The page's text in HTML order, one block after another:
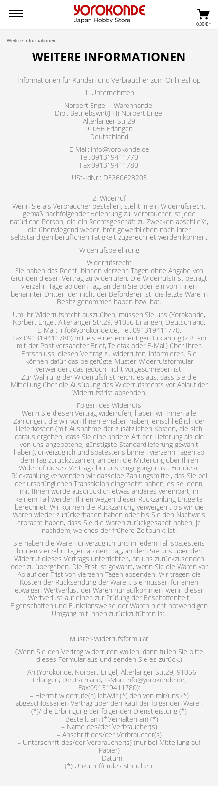
0,00 € *
Weitere Informationen
WEITERE INFORMATIONEN
Informationen für Kunden und Verbraucher zum Onlineshop
1. Unternehmen
Norbert Engel – Warenhandel
Dipl. Betriebswirt(FH) Norbert Engel
Alterlanger Str.29
91056 Erlangen
Deutschland
E-Mail: info@yorokonde.de
Tel.:091319411770
Fax:091319411780
USt-IdNr.: DE260623205
2. Widerruf
Wenn Sie als Verbraucher bestellen, steht in ein Widerrufsrecht
gemäß nachfolgender Belehrung zu. Verbraucher ist jede
natürliche Person, die ein Rechtsgeschäft zu Zwecken abschließt,
die überwiegend weder ihrer gewerblichen noch ihrer
selbständigen beruflichen Tätigkeit zugerechnet werden können.
Widerrufsbelehrung
Widerrufsrecht
Sie haben das Recht, binnen vierzehn Tagen ohne Angabe von
Gründen diesen Vertrag zu widerrufen. Die Widerrufsfrist beträgt
vierzehn Tage ab dem Tag, an dem Sie oder ein von Ihnen
benannter Dritter, der nicht der Beförderer ist, die letzte Ware in
Besitz genommen haben bzw. hat.
Um ihr Widerrufsrecht auszuüben, müssen Sie uns (Yorokonde,
Norbert Engel, Alterlanger Str.29, 91056 Erlangen, Deutschland,
E-Mail: info@yorokonde.de, Tel.:091319411770,
Fax:091319411780) mittels einer eindeutigen Erklärung (z.B. ein
mit der Post versandter Brief, Telefax oder E-Mail) über Ihren
Entschluss, diesen Vertrag zu widerrufen, informieren. Sie
können dafür das beigefügte Muster-Widerrufsformular
verwenden, das jedoch nicht vorgeschrieben ist.
Zur Wahrung der Widerrufsfrist reicht es aus, dass Sie die
Mitteilung über die Ausübung des Widerrufsrechts vor Ablauf der
Widerrufsfrist absenden.
Folgen des Widerrufs
Wenn Sie diesen Vertrag widerrufen, haben wir Ihnen alle
Zahlungen, die wir von Ihnen erhalten haben, einschließlich der
Lieferkosten (mit Ausnahme der zusätzlichen Kosten, die sich
daraus ergeben, dass Sie eine andere Art der Lieferung als die
von uns angebotene, günstigste Standardlieferung gewählt
haben), unverzüglich und spätestens binnen vierzehn Tagen ab
dem Tag zurückzuzahlen, an dem die Mitteilung über Ihren
Widerruf dieses Vertrags bei uns eingegangen ist. Für diese
Rückzahlung verwenden wir dasselbe Zahlungsmittel, das Sie bei
der ursprünglichen Transaktion eingesetzt haben, es sei denn,
mit Ihnen wurde ausdrücklich etwas anderes vereinbart; in
keinem Fall werden Ihnen wegen dieser Rückzahlung Entgelte
berechnet. Wir können die Rückzahlung verweigern, bis wir die
Waren wieder zurückerhalten haben oder bis Sie den Nachweis
erbracht haben, dass Sie die Waren zurückgesandt haben, je
nachdem, welches der frühere Zeitpunkt ist.
Sie haben die Waren unverzüglich und in jedem Fall spätestens
binnen vierzehn Tagen ab dem Tag, an dem Sie uns über den
Widerruf dieses Vertrags unterrichten, an uns zurückzusenden
oder zu übergeben. Die Frist ist gewahrt, wenn Sie die Waren vor
Ablauf der Frist von vierzehn Tagen absenden. Wir tragen die
Kosten der Rücksendung der Waren. Sie müssen für einen
etwaigen Wertverlust der Waren nur aufkommen, wenn dieser
Wertverlust auf einen zur Prüfung der Beschaffenheit,
Eigenschaften und Funktionsweise der Waren nicht notwendigen
Umgang mit ihnen zurückzuführen ist.
Muster-Widerrufsformular
(Wenn Sie den Vertrag widerrufen wollen, dann füllen Sie bitte
dieses Formular aus und senden Sie es zurück.)
– An (Yorokonde, Norbert Engel, Alterlanger Str.29, 91056
Erlangen, Deutschland, E-Mail: info@yorokonde.de,
Fax:091319411780):
– Hiermit widerrufe(n) ich/wir (*) den von mir/uns (*)
abgeschlossenen Vertrag über den Kauf der folgenden Waren
(*)/ die Erbringung der folgenden Dienstleistung (*)
– Bestellt am (*)/erhalten am (*)
– Name des/der Verbraucher(s)
– Anschrift des/der Verbraucher(s)
– Unterschrift des/der Verbraucher(s) (nur bei Mitteilung auf
Papier)
– Datum
(*) Unzutreffendes streichen.